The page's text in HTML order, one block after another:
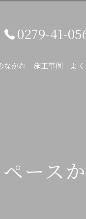
0279-41-
ながれ 施工事例 よ
ース